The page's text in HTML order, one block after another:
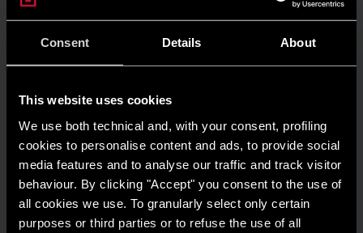
Consent Details About
This website uses cookies
We use both technical and, with your consent, profiling
cookies to personalise content and ads, to provide social
media features and to analyse our traffic and track visitor
behaviour. By clicking "Accept" you consent to the use of
all cookies we use. To granularly select only certain
purposes or third parties or to refuse the use of all
AMBIENTE
Risparmio energetico: trasforma la tua
casa in un modello di efficienza
LEGGI DI PIÙ